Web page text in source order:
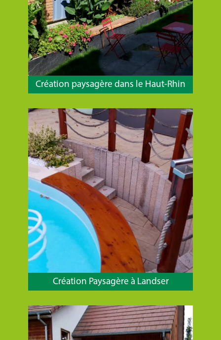
Création paysagère dans le Haut-Rhin
Création Paysagère à Landser